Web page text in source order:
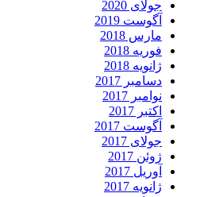
جولای 2020
آگوست 2019
مارس 2018
فوریه 2018
ژانویه 2018
دسامبر 2017
نوامبر 2017
اکتبر 2017
آگوست 2017
جولای 2017
ژوئن 2017
آوریل 2017
ژانویه 2017